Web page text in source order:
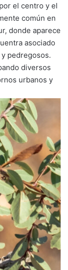
el centro y el
común en
donde aparece
asociado
pedregosos.
diversos
urbanos y